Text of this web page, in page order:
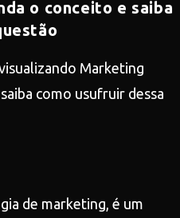
o conceito e saiba
de marketing, é um